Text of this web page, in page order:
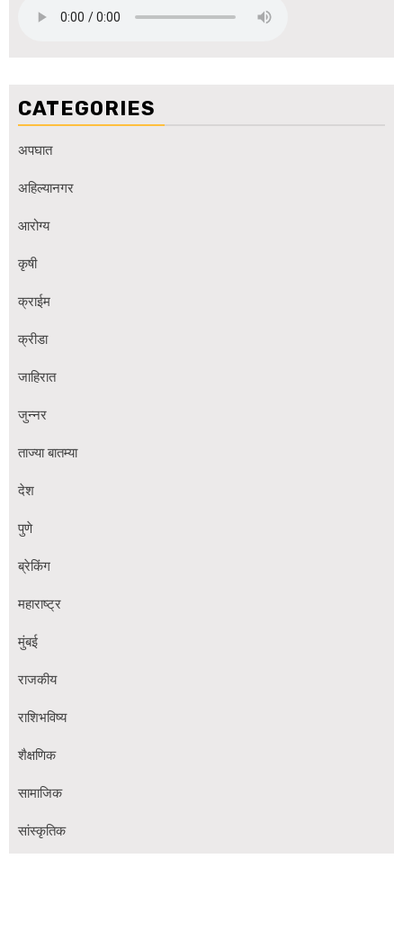
CATEGORIES
अपघात
अहिल्यानगर
आरोग्य
कृषी
क्राईम
क्रीडा
जाहिरात
जुन्नर
ताज्या बातम्या
देश
पुणे
ब्रेकिंग
महाराष्ट्र
मुंबई
राजकीय
राशिभविष्य
शैक्षणिक
सामाजिक
सांस्कृतिक